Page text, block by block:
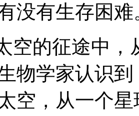
没有生存困难
空的征途中，
物学家认识
空，从一个